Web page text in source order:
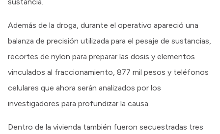
sustancia.
Además de la droga, durante el operativo apareció una
balanza de precisión utilizada para el pesaje de sustancias,
recortes de nylon para preparar las dosis y elementos
vinculados al fraccionamiento, 877 mil pesos y teléfonos
celulares que ahora serán analizados por los
investigadores para profundizar la causa.
Dentro de la vivienda también fueron secuestradas tres